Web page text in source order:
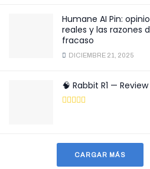
Humane AI Pin:
reales y las razones
fracaso
DICIEMBRE 21, 2025
🧠 Rabbit R1 —
CARGAR MÁS